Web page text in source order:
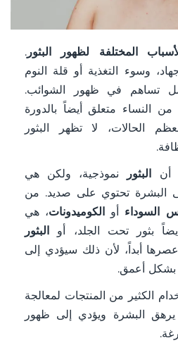
المختلفة لظهور البثور.
وسوء التغذية أو قلة النوم
تساهم في ظهور الشوائب.
من النساء متعلق أيضاً بالدورة
الحالات، لا تظهر البثور
أن البثورنموذجية، ولكن هي
البشرة تحتوي على صديد. من
السوداء أو الكوميدونات، هي
بثور تحت الجلد، أو البثور
أبداً، لأن ذلك سيؤدي إلى
بشكل أعمق.
الكثير من المنتجات لمعالجة
البشرة ويؤدي إلى ظهور